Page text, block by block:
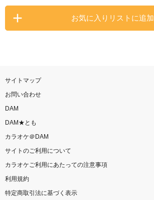
お気に入りリストに追加
サイトマップ
お問い合わせ
DAM
DAM★とも
カラオケ＠DAM
サイトのご利用について
カラオケご利用にあたっての注意事項
利用規約
特定商取引法に基づく表示